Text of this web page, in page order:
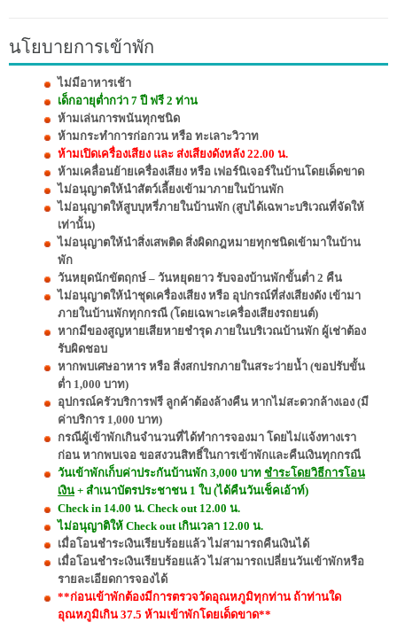
นโยบายการเข้าพัก
ไม่มีอาหารเช้า
เด็กอายุต่ำกว่า 7 ปี ฟรี 2 ท่าน
ห้ามเล่นการพนันทุกชนิด
ห้ามกระทำการก่อกวน หรือ ทะเลาะวิวาท
ห้ามเปิดเครื่องเสียง และ ส่งเสียงดังหลัง 22.00 น.
ห้ามเคลื่อนย้ายเครื่องเสียง หรือ เฟอร์นิเจอร์ในบ้านโดยเด็ดขาด
ไม่อนุญาตให้นำสัตว์เลี้ยงเข้ามาภายในบ้านพัก
ไม่อนุญาตให้สูบบุหรี่ภายในบ้านพัก (สูบได้เฉพาะบริเวณที่จัดให้
เท่านั้น)
ไม่อนุญาตให้นำสิ่งเสพติด สิ่งผิดกฎหมายทุกชนิดเข้ามาในบ้าน
พัก
วันหยุดนักขัตฤกษ์ – วันหยุดยาว รับจองบ้านพักขั้นต่ำ 2 คืน
ไม่อนุญาตให้นำชุดเครื่องเสียง หรือ อุปกรณ์ที่ส่งเสียงดัง เข้ามา
ภายในบ้านพักทุกกรณี (โดยเฉพาะเครื่องเสียงรถยนต์)
หากมีของสูญหายเสียหายชำรุด ภายในบริเวณบ้านพัก ผู้เช่าต้อง
รับผิดชอบ
หากพบเศษอาหาร หรือ สิ่งสกปรกภายในสระว่ายน้ำ (ขอปรับขั้น
ต่ำ 1,000 บาท)
อุปกรณ์ครัวบริการฟรี ลูกค้าต้องล้างคืน หากไม่สะดวกล้างเอง (มี
ค่าบริการ 1,000 บาท)
กรณีผู้เข้าพักเกินจำนวนที่ได้ทำการจองมา โดยไม่แจ้งทางเรา
ก่อน หากพบเจอ ขอสงวนสิทธิ์ในการเข้าพักและคืนเงินทุกกรณี
วันเข้าพักเก็บค่าประกันบ้านพัก 3,000 บาท ชำระโดยวิธีการโอน
เงิน + สำเนาบัตรประชาชน 1 ใบ (ได้คืนวันเช็คเอ้าท์)
Check in 14.00 น. Check out 12.00 น.
ไม่อนุญาติให้ Check out เกินเวลา 12.00 น.
เมื่อโอนชำระเงินเรียบร้อยแล้ว ไม่สามารถคืนเงินได้
เมื่อโอนชำระเงินเรียบร้อยแล้ว ไม่สามารถเปลี่ยนวันเข้าพักหรือ
รายละเอียดการจองได้
**ก่อนเข้าพักต้องมีการตรวจวัดอุณหภูมิทุกท่าน ถ้าท่านใด
อุณหภูมิเกิน 37.5 ห้ามเข้าพักโดยเด็ดขาด**